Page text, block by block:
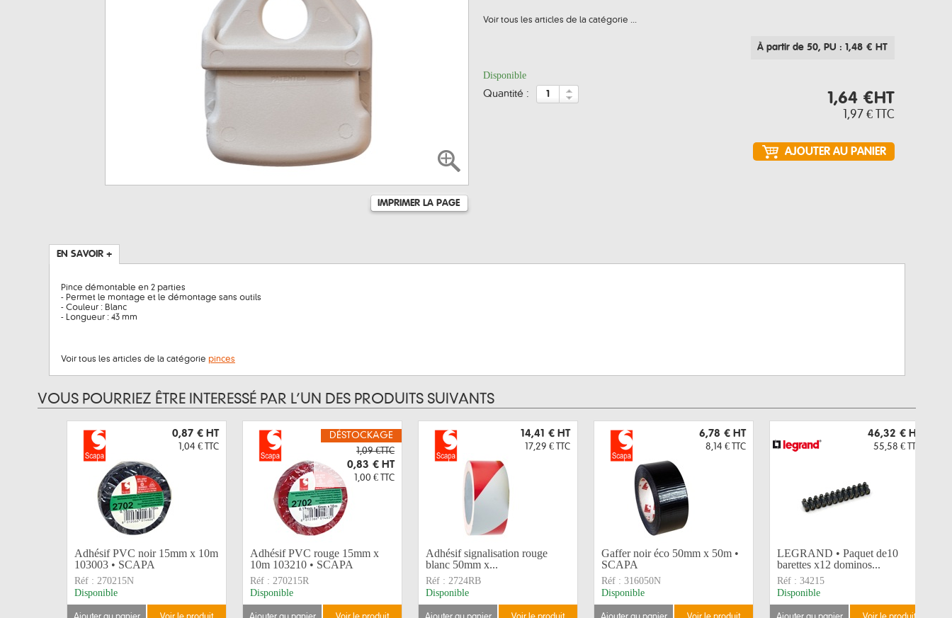
IMPRIMER LA PAGE
Voir tous les articles de la catégorie ...
À partir de 50, PU : 1,48 € HT
Disponible
quantité : 1,64 €HT
1,97 € TTC
EN SAVOIR +
Pince démontable en 2 parties
- Permet le montage et le démontage sans outils
- Couleur : Blanc
- Longueur : 43 mm
Voir tous les articles de la catégorie pinces
VOUS POURRIEZ ÊTRE INTERESSÉ PAR L’UN DES PRODUITS SUIVANTS
0,87 € HT
1,04 € TTC
Adhésif PVC noir 15mm x 10m
103003 • SCAPA
Réf : 270215N
Disponible
DÉSTOCKAGE
1,09 €TTC
0,83 € HT
1,00 € TTC
Adhésif PVC rouge 15mm x
10m 103210 • SCAPA
Réf : 270215R
Disponible
14,41 € HT
17,29 € TTC
Adhésif signalisation rouge
blanc 50mm x...
Réf : 2724RB
Disponible
6,78 € HT
8,14 € TTC
Gaffer noir éco 50mm x 50m •
SCAPA
Réf : 316050N
Disponible
46,32 € HT
55,58 € TTC
LEGRAND • Paquet de10
barettes x12 dominos...
Réf : 34215
Disponible